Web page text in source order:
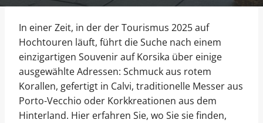
In einer Zeit, in der der Tourismus 2025 auf
Hochtouren läuft, führt die Suche nach einem
einzigartigen Souvenir auf Korsika über einige
ausgewählte Adressen: Schmuck aus rotem
Korallen, gefertigt in Calvi, traditionelle Messer aus
Porto-Vecchio oder Korkkreationen aus dem
Hinterland. Hier erfahren Sie, wo Sie sie finden,